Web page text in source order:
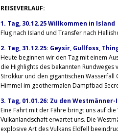
REISEVERLAUF:
1. Tag, 30.12.25 Willkommen in Island
Flug nach Island und Transfer nach
2. Tag, 31.12.25: Geysir, Gullfoss,
Heute beginnen wir den Tag mit einem
die Highlights des bekannten
Strokkur und den gigantischen
Himmel im geothermalen Dampfbad
3. Tag, 01.01.26: Zu den Westmänner-
Eine Fahrt mit der Fähre bringt uns auf
Vulkanlandschaft erwartet uns. Die
explosive Art des Vulkans Eldfell